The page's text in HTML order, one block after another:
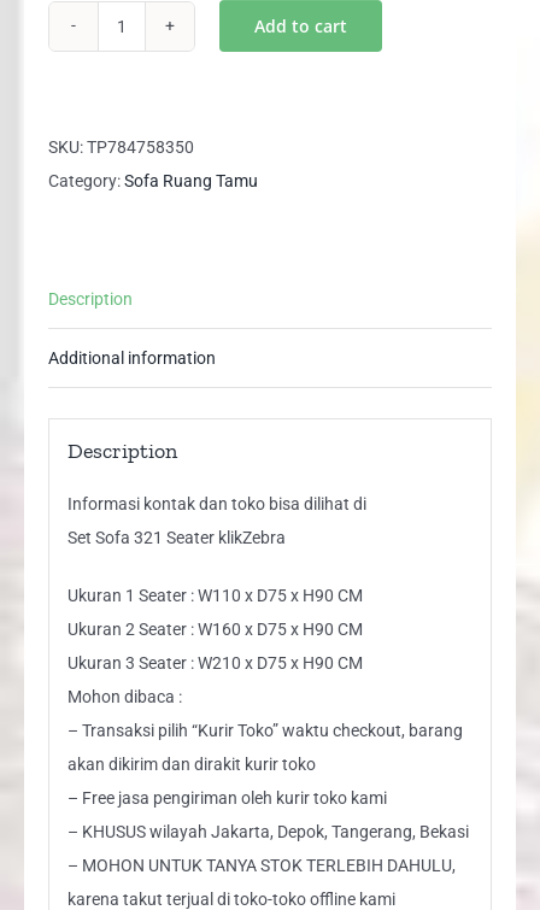
Seater
klikZebra
Add to cart
SKU:TP784758350
Category:Sofa Ruang Tamu
Description
Additional information
Description
Informasi kontak dan toko bisa dilihat di
Set Sofa 321 Seater klikZebra
Ukuran 1 Seater : W110 x D75 x H90 CM
Ukuran 2 Seater : W160 x D75 x H90 CM
Ukuran 3 Seater : W210 x D75 x H90 CM
Mohon dibaca :
– Transaksi pilih “Kurir Toko” waktu checkout, barang
akan dikirim dan dirakit kurir toko
– Free jasa pengiriman oleh kurir toko kami
– KHUSUS wilayah Jakarta, Depok, Tangerang, Bekasi
– MOHON UNTUK TANYA STOK TERLEBIH DAHULU,
karena takut terjual di toko-toko offline kami